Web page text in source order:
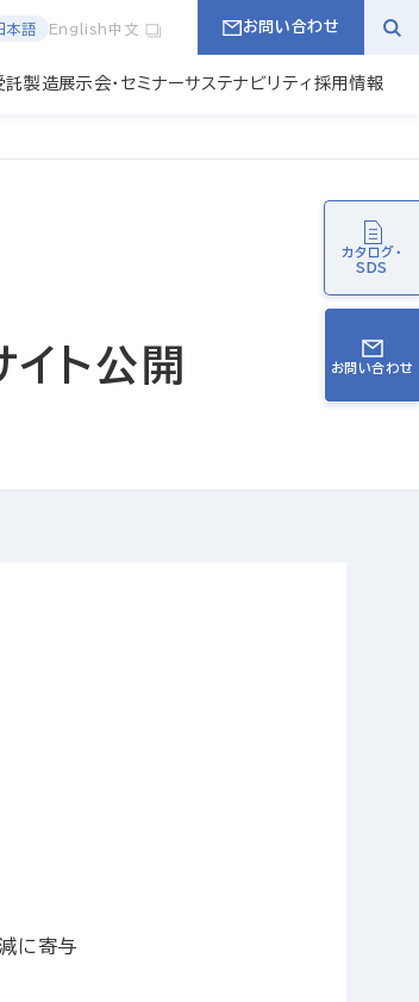
本語 English 中文 お問い合わせ
託製造展示会・セミナーサステナビリティ 採用情報
カタログ・
SDS
お問い合わせ
イト公開
に寄与